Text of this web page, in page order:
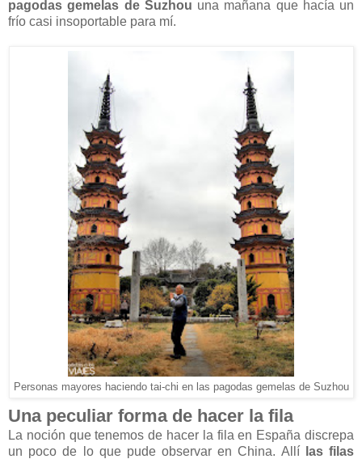
pagodas gemelas de Suzhou una mañana que hacía un
frío casi insoportable para mí.
Personas mayores haciendo tai-chi en las pagodas gemelas de Suzhou
Una peculiar forma de hacer la fila
La noción que tenemos de hacer la fila en España discrepa
un poco de lo que pude observar en China. Allí
las filas